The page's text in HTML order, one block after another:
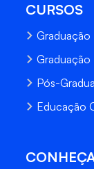
CURSOS
Graduação
Graduação
Pós-
Educação